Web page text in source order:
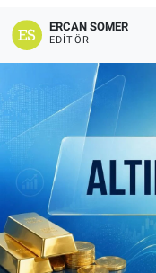
ERCAN SOMER
EDITÖR